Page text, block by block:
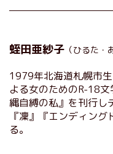
蛭田亜紗子 （ひるた・
1979年北海道札幌市
よる女のためのR-18
縄自縛の私』を刊行し
『凜』『エンディン
る。